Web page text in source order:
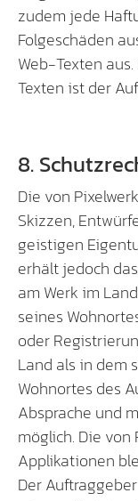
zudem jede
Folgeschäden
Web-Texten
Texten ist der
8.
Die von
Skizzen,
geistigen
erhält jedoch
am Werk im
seines
oder
Land als in dem
Wohnortes des
Absprache und
möglich. Die
Applikationen
Der